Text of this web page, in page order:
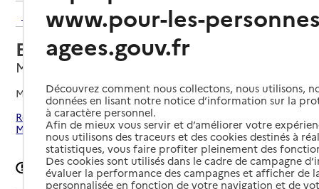
Retour aux résultats de l'annuaire
EHPAD La Vaquinière
Montigny-lès-Metz, MOSELLE
Mis à jour le17/06/2026
Rechercher les établissements autour de Montigny-lès-
Metz
Signaler une erreur
www.pour-les-
agees.gouv.fr
Découvrez comment nous collectons, nous utilisons,
données en lisant notre notice d’information sur la
à caractère personnel.
Afin de mieux vous servir et d’améliorer votre
nous utilisons des traceurs et des cookies destinés à
statistiques, vous faire profiter pleinement des
Des cookies sont utilisés dans le cadre de campagne
évaluer la performance des campagnes et afficher de
personnalisée en fonction de votre navigation et de